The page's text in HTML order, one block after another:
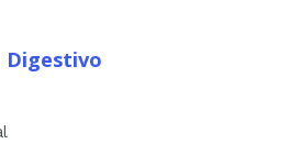
Digestivo